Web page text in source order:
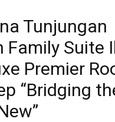
Tunjungan
Family Suite
Premier
“Bridging